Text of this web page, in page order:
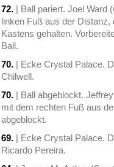
72. | Ball pariert. Joel Ward
linken Fuß aus der
Kastens gehalten.
Ball.
70. | Ecke Crystal Palace.
Chilwell.
70. | Ball abgeblockt.
mit dem rechten Fuß aus
abgeblockt.
69. | Ecke Crystal Palace.
Ricardo Pereira.